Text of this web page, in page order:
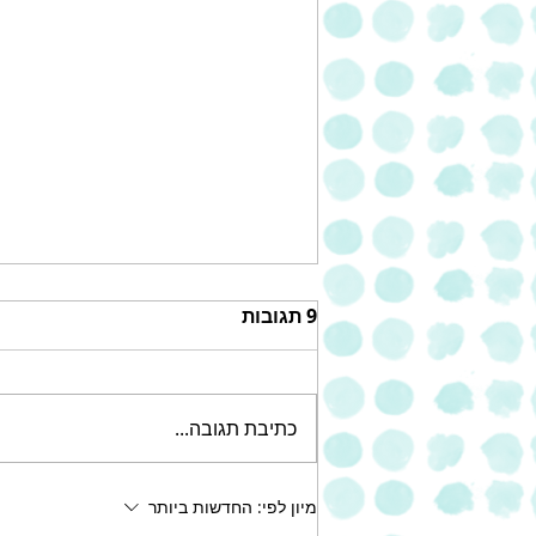
“מולאן דורה”, רשת
9 תגובות
כתיבת תגובה...
מיון לפי: החדשות ביותר